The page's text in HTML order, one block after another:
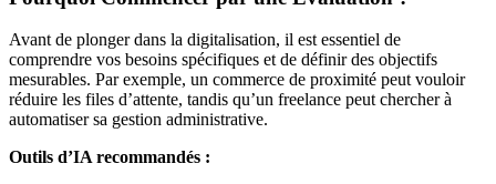
Avant de plonger dans la digitalisation, il est essentiel de
comprendre vos besoins spécifiques et de définir des objectifs
mesurables. Par exemple, un commerce de proximité peut vouloir
réduire les files d’attente, tandis qu’un freelance peut chercher à
automatiser sa gestion administrative.
Outils d’IA recommandés :